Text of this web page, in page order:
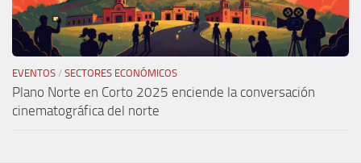
EVENTOS / SECTORES ECONÓMICOS
Plano Norte en Corto 2025 enciende la conversación
cinematográfica del norte